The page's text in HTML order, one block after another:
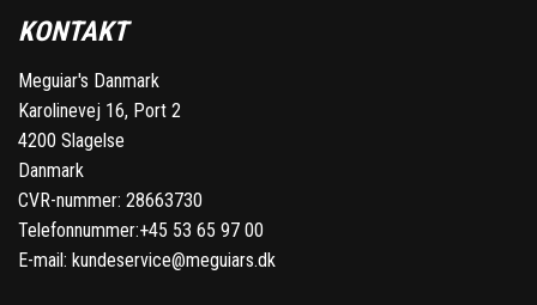
KONTAKT
Meguiar's Danmark
Karolinevej 16, Port 2
4200 Slagelse
Danmark
CVR-nummer: 28663730
Telefonnummer:+45 53 65 97 00
E-mail: kundeservice@meguiars.dk